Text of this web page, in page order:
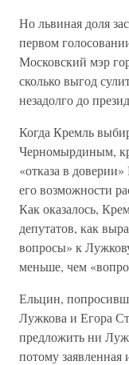
Но львиная доля
первом
Московский мэр
сколько выгод
незадолго до
Когда Кремль
Черномырдиным,
«отказа в
его возможности
Как оказалось,
депутатов, как
вопросы» к
меньше, чем
Ельцин,
Лужкова и Егора
предложить ни
потому